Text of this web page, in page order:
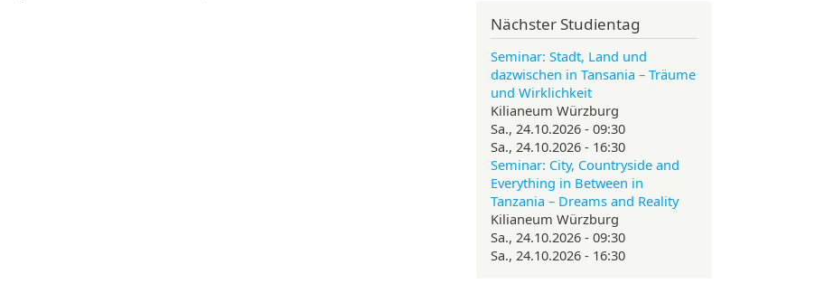
Nächster Studientag
Seminar: Stadt, Land und
dazwischen in Tansania – Träume
und Wirklichkeit
Kilianeum Würzburg
Sa., 24.10.2026 - 09:30
Sa., 24.10.2026 - 16:30
Seminar: City, Countryside and
Everything in Between in
Tanzania – Dreams and Reality
Kilianeum Würzburg
Sa., 24.10.2026 - 09:30
Sa., 24.10.2026 - 16:30